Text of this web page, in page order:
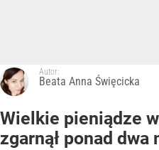
Autor:
Beata Anna Święcicka
Wielkie pieniądze
zgarnął ponad dwa